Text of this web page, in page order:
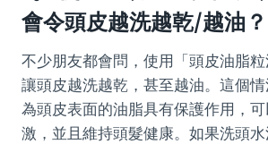
會令頭皮越洗越乾/越油？
不少朋友都會問，使用「頭皮油脂
讓頭皮越洗越乾，甚至越油。這個
為頭皮表面的油脂具有保護作用，
激，並且維持頭髮健康。如果洗頭